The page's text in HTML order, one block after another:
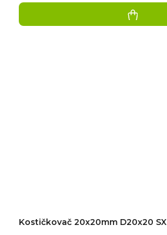
Kostičkovač 20x20mm D20x20 SX